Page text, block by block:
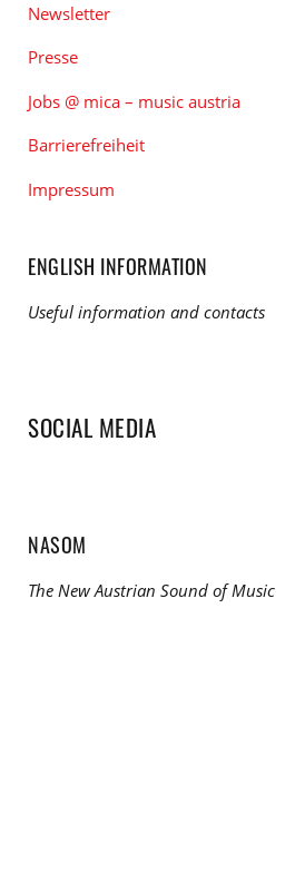
Newsletter
Presse
Jobs @ mica – music austria
Barrierefreiheit
Impressum
ENGLISH INFORMATION
Useful information and contacts
SOCIAL MEDIA
NASOM
The New Austrian Sound of Music